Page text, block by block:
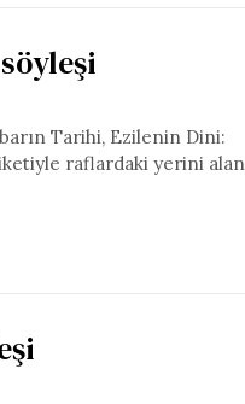
Tarihi, Ezilenin Dini:
raflardaki yerini alan